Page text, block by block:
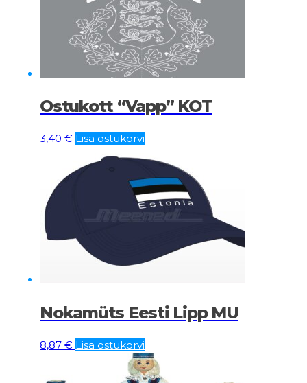
Ostukott “Vapp” KOT
3,40 € Lisa ostukorvi
Nokamüts Eesti Lipp MU
8,87 € Lisa ostukorvi